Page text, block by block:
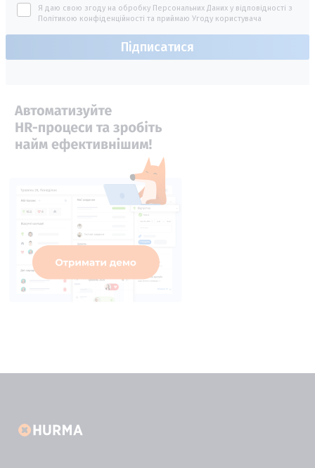
Я даю свою згоду на обробку Персональних Даних у відповідності з
Політикою конфіденційності та приймаю Угоду користувача